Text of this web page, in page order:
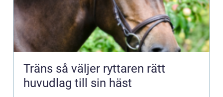
Träns så väljer ryttaren rätt
huvudlag till sin häst